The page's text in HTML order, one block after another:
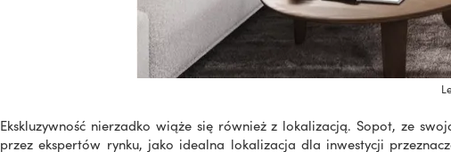
Ekskluzywność nierzadko wiąże się również z lokalizacją. Sopot, ze
przez ekspertów rynku, jako idealna lokalizacja dla inwestycji